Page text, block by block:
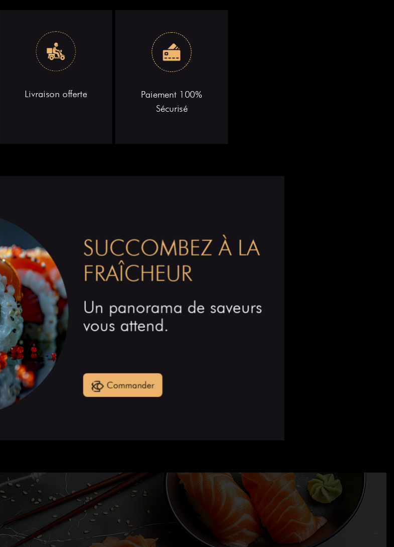
Livraison offerte
Paiement 100%
Sécurisé
SUCCOMBEZ À LA
FRAÎCHEUR
Un panorama de saveurs
vous attend.
Commander
NOS PLATEAUX